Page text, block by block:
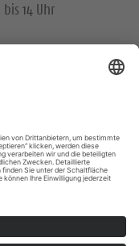
14 Uhr